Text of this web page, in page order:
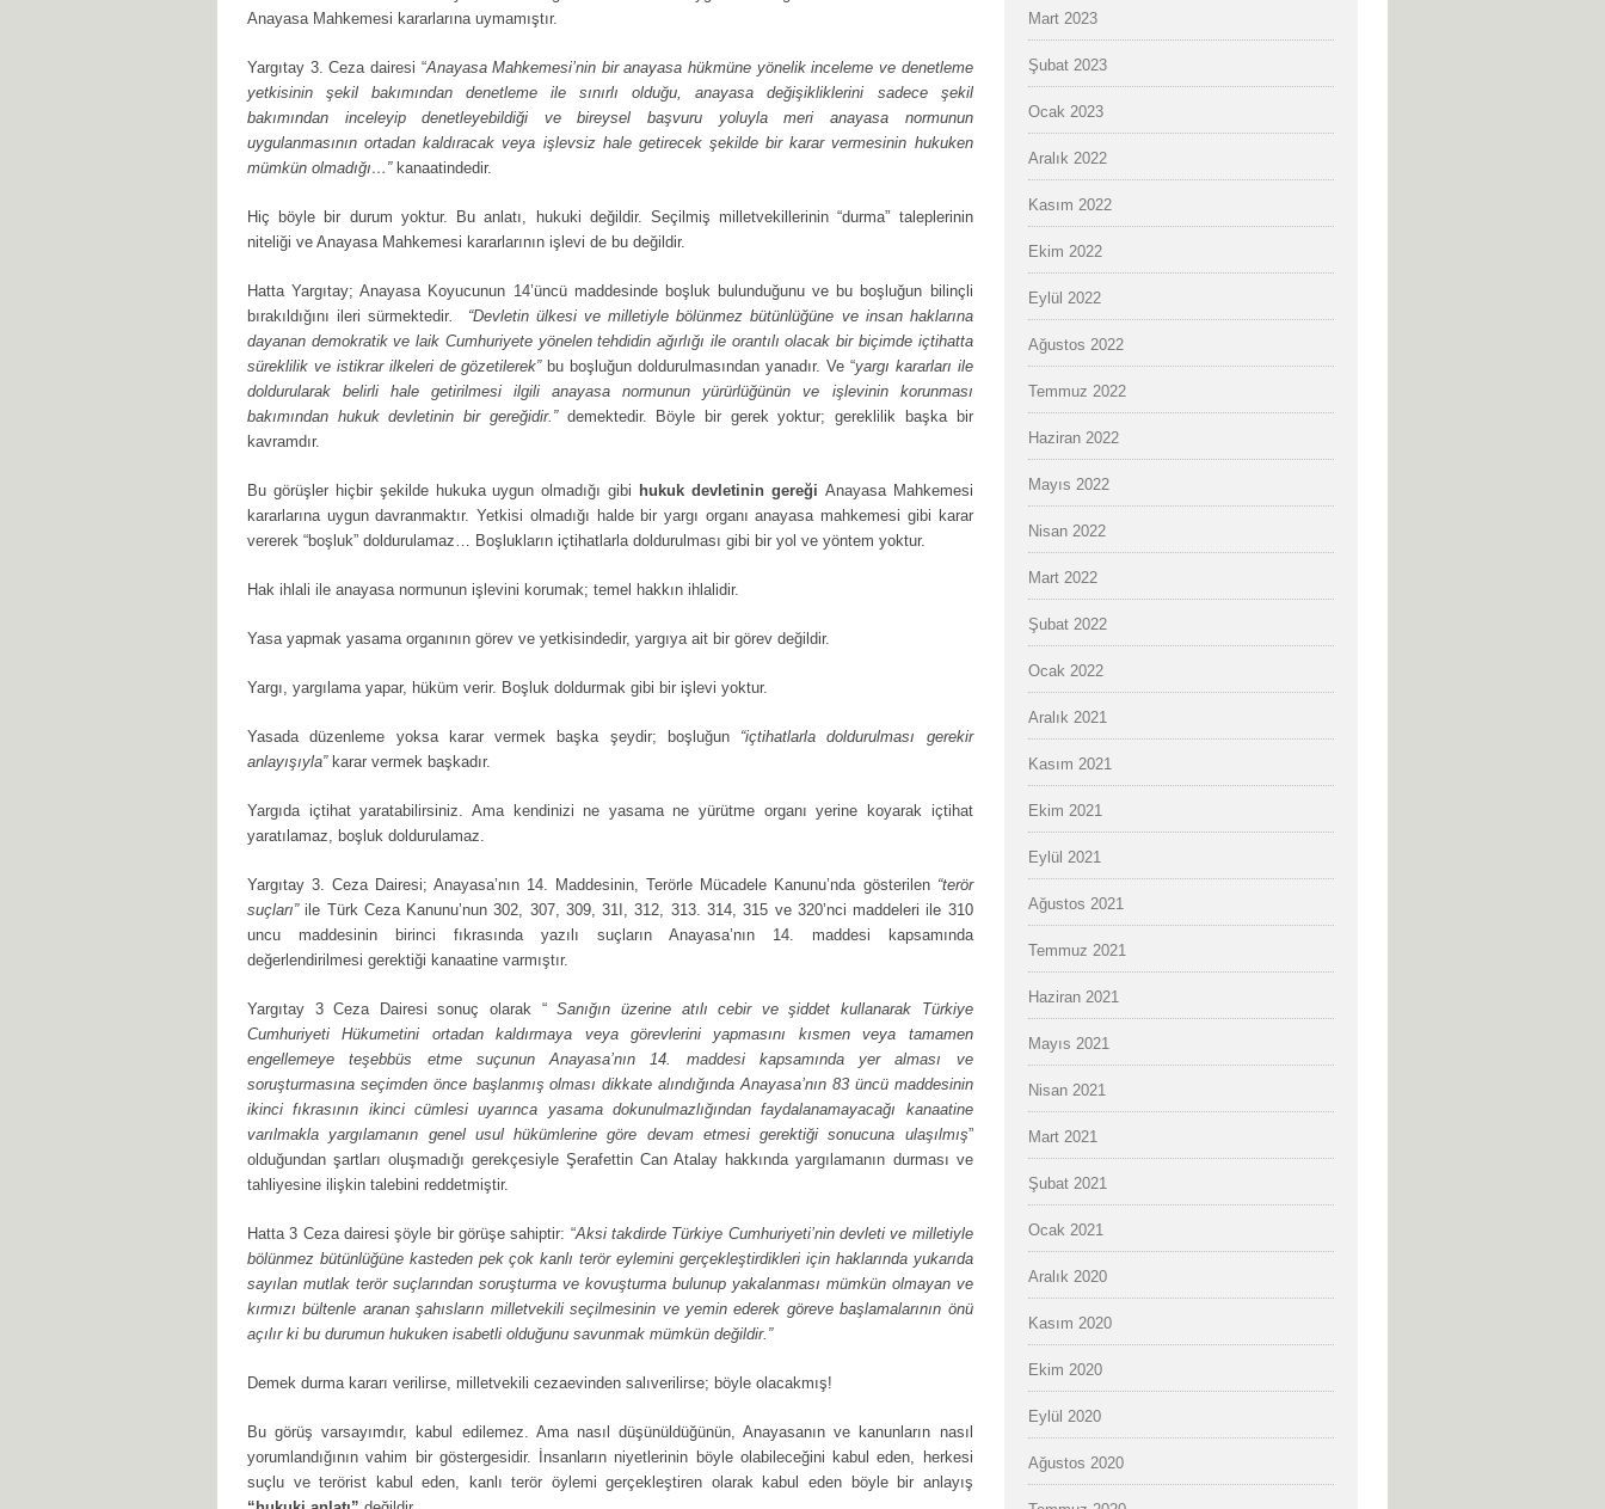
Anayasa Mahkemesi kararlarına uymamıştır.
Yargıtay 3. Ceza dairesi “Anayasa Mahkemesi’nin bir anayasa hükmüne yönelik inceleme ve denetleme
yetkisinin şekil bakımından denetleme ile sınırlı olduğu, anayasa değişikliklerini sadece şekil
bakımından inceleyip denetleyebildiği ve bireysel başvuru yoluyla meri anayasa normunun
uygulanmasının ortadan kaldıracak veya işlevsiz hale getirecek şekilde bir karar vermesinin hukuken
mümkün olmadığı…” kanaatindedir.
Hiç böyle bir durum yoktur. Bu anlatı, hukuki değildir. Seçilmiş milletvekillerinin “durma” taleplerinin
niteliği ve Anayasa Mahkemesi kararlarının işlevi de bu değildir.
Hatta Yargıtay; Anayasa Koyucunun 14’üncü maddesinde boşluk bulunduğunu ve bu boşluğun bilinçli
bırakıldığını ileri sürmektedir. “Devletin ülkesi ve milletiyle bölünmez bütünlüğüne ve insan haklarına
dayanan demokratik ve laik Cumhuriyete yönelen tehdidin ağırlığı ile orantılı olacak bir biçimde içtihatta
süreklilik ve istikrar ilkeleri de gözetilerek” bu boşluğun doldurulmasından yanadır. Ve “yargı kararları ile
doldurularak belirli hale getirilmesi ilgili anayasa normunun yürürlüğünün ve işlevinin korunması
bakımından hukuk devletinin bir gereğidir.” demektedir. Böyle bir gerek yoktur; gereklilik başka bir
kavramdır.
Bu görüşler hiçbir şekilde hukuka uygun olmadığı gibi hukuk devletinin gereği Anayasa Mahkemesi
kararlarına uygun davranmaktır. Yetkisi olmadığı halde bir yargı organı anayasa mahkemesi gibi karar
vererek “boşluk” doldurulamaz… Boşlukların içtihatlarla doldurulması gibi bir yol ve yöntem yoktur.
Hak ihlali ile anayasa normunun işlevini korumak; temel hakkın ihlalidir.
Yasa yapmak yasama organının görev ve yetkisindedir, yargıya ait bir görev değildir.
Yargı, yargılama yapar, hüküm verir. Boşluk doldurmak gibi bir işlevi yoktur.
Yasada düzenleme yoksa karar vermek başka şeydir; boşluğun “içtihatlarla doldurulması gerekir
anlayışıyla”karar vermek başkadır.
Yargıda içtihat yaratabilirsiniz. Ama kendinizi ne yasama ne yürütme organı yerine koyarak içtihat
yaratılamaz, boşluk doldurulamaz.
Yargıtay 3. Ceza Dairesi; Anayasa’nın 14. Maddesinin, Terörle Mücadele Kanunu’nda gösterilen “terör
suçları”ile Türk Ceza Kanunu’nun 302, 307, 309, 31I, 312, 313. 314, 315 ve 320’nci maddeleri ile 310
uncu maddesinin birinci fıkrasında yazılı suçların Anayasa’nın 14. maddesi kapsamında
değerlendirilmesi gerektiği kanaatine varmıştır.
Yargıtay 3 Ceza Dairesi sonuç olarak “Sanığın üzerine atılı cebir ve şiddet kullanarak Türkiye
Cumhuriyeti Hükumetini ortadan kaldırmaya veya görevlerini yapmasını kısmen veya tamamen
engellemeye teşebbüs etme suçunun Anayasa’nın 14. maddesi kapsamında yer alması ve
soruşturmasına seçimden önce başlanmış olması dikkate alındığında Anayasa’nın 83 üncü maddesinin
ikinci fıkrasının ikinci cümlesi uyarınca yasama dokunulmazlığından faydalanamayacağı kanaatine
varılmakla yargılamanın genel usul hükümlerine göre devam etmesi gerektiği sonucuna ulaşılmış”
olduğundan şartları oluşmadığı gerekçesiyle Şerafettin Can Atalay hakkında yargılamanın durması ve
tahliyesine ilişkin talebini reddetmiştir.
Hatta 3 Ceza dairesi şöyle bir görüşe sahiptir: “Aksi takdirde Türkiye Cumhuriyeti’nin devleti ve milletiyle
bölünmez bütünlüğüne kasteden pek çok kanlı terör eylemini gerçekleştirdikleri için haklarında yukarıda
sayılan mutlak terör suçlarından soruşturma ve kovuşturma bulunup yakalanması mümkün olmayan ve
kırmızı bültenle aranan şahısların milletvekili seçilmesinin ve yemin ederek göreve başlamalarının önü
açılır ki bu durumun hukuken isabetli olduğunu savunmak mümkün değildir.”
Demek durma kararı verilirse, milletvekili cezaevinden salıverilirse; böyle olacakmış!
Bu görüş varsayımdır, kabul edilemez. Ama nasıl düşünüldüğünün, Anayasanın ve kanunların nasıl
yorumlandığının vahim bir göstergesidir. İnsanların niyetlerinin böyle olabileceğini kabul eden, herkesi
suçlu ve terörist kabul eden, kanlı terör öylemi gerçekleştiren olarak kabul eden böyle bir anlayış
Mart 2023
Şubat 2023
Ocak 2023
Aralık 2022
Kasım 2022
Ekim 2022
Eylül 2022
Ağustos 2022
Temmuz 2022
Haziran 2022
Mayıs 2022
Nisan 2022
Mart 2022
Şubat 2022
Ocak 2022
Aralık 2021
Kasım 2021
Ekim 2021
Eylül 2021
Ağustos 2021
Temmuz 2021
Haziran 2021
Mayıs 2021
Nisan 2021
Mart 2021
Şubat 2021
Ocak 2021
Aralık 2020
Kasım 2020
Ekim 2020
Eylül 2020
Ağustos 2020